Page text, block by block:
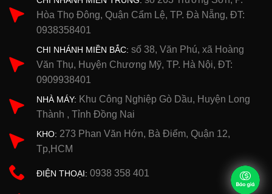
Hòa Thọ Đông, Quận Cẩm Lệ, TP. Đà Nẵng, ĐT:
0938358401
CHI NHÁNH MIỀN BẮC: số 38, Văn Phú, xã Hoàng
Văn Thụ, Huyện Chương Mỹ, TP. Hà Nội, ĐT:
0909938401
NHÀ MÁY: Khu Công Nghiệp Gò Dầu, Huyện Long
Thành , Tỉnh Đồng Nai
KHO: 273 Phan Văn Hớn, Bà Điểm, Quận 12,
Tp,HCM
ĐIỆN THOẠI: 0938 358 401